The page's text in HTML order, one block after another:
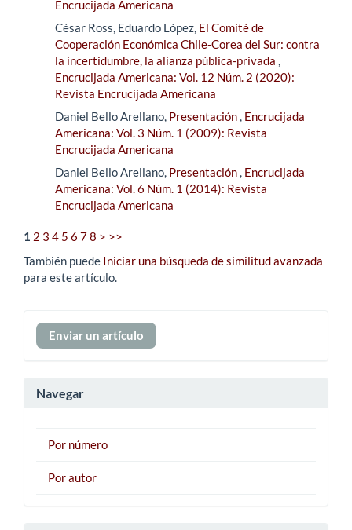
Encrucijada Americana
César Ross, Eduardo López, El Comité de
Cooperación Económica Chile-Corea del Sur: contra
la incertidumbre, la alianza pública-privada ,
Encrucijada Americana: Vol. 12 Núm. 2 (2020):
Revista Encrucijada Americana
Daniel Bello Arellano, Presentación, Encrucijada
Americana: Vol. 3 Núm. 1 (2009): Revista
Encrucijada Americana
Daniel Bello Arellano, Presentación, Encrucijada
Americana: Vol. 6 Núm. 1 (2014): Revista
Encrucijada Americana
1 2 3 4 5 6 78 > >>
También puede Iniciar una búsqueda de similitud avanzada
para este artículo.
Enviar
un
Enviar un artículo
Navegar
Por número
Por autor